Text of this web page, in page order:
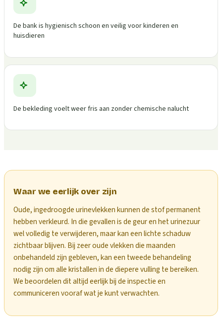
De bank is hygienisch schoon en veilig voor kinderen en
huisdieren
De bekleding voelt weer fris aan zonder chemische nalucht
Waar we eerlijk over zijn
Oude, ingedroogde urinevlekken kunnen de stof permanent
hebben verkleurd. In die gevallen is de geur en het urinezuur
wel volledig te verwijderen, maar kan een lichte schaduw
zichtbaar blijven. Bij zeer oude vlekken die maanden
onbehandeld zijn gebleven, kan een tweede behandeling
nodig zijn om alle kristallen in de diepere vulling te bereiken.
We beoordelen dit altijd eerlijk bij de inspectie en
communiceren vooraf wat je kunt verwachten.